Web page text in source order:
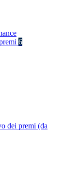
6
dei premi (da